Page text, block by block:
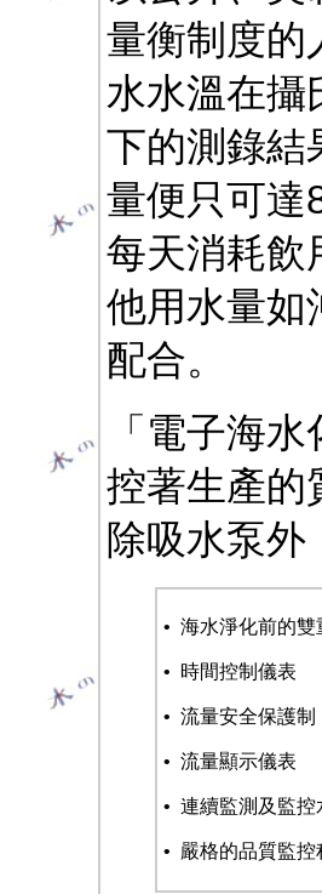
量衡制度的
水水溫在攝
下的測錄結
量便只可達
每天消耗飲
他用水量如
配合。
「電子海
控著生產的
除吸水泵
• 海水淨化前的雙
• 時間控制儀表
• 流量安全保護制
• 流量顯示儀表
• 連續監測及監控
• 嚴格的品質監控